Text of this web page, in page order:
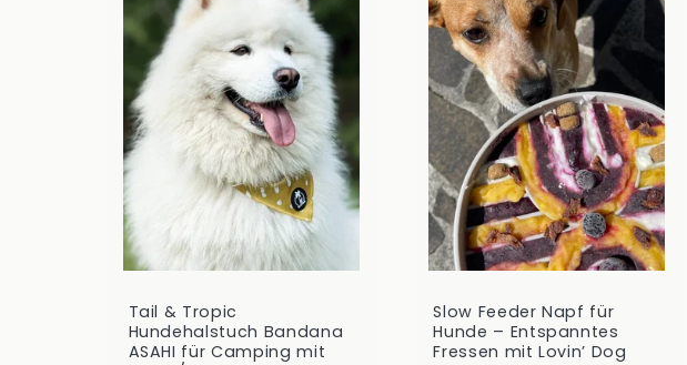
Tail & Tropic
Hundehalstuch Bandana
ASAHI für Camping mit
Slow Feeder Napf für
Hunde – Entspanntes
Fressen mit Lovin’ Dog